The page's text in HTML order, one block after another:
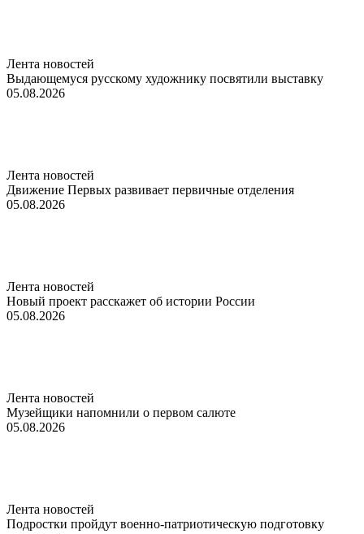
Лента новостей
Выдающемуся русскому художнику посвятили выставку
05.08.2026
Лента новостей
Движение Первых развивает первичные отделения
05.08.2026
Лента новостей
Новый проект расскажет об истории России
05.08.2026
Лента новостей
Музейщики напомнили о первом салюте
05.08.2026
Лента новостей
Подростки пройдут военно-патриотическую подготовку